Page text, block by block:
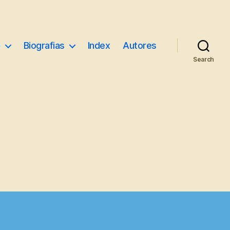
Biografias Index Autores
Search